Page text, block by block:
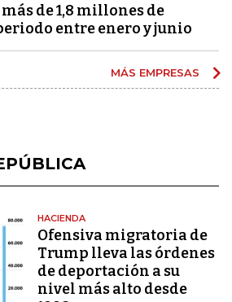
de 1,8 millones de
entre enero y junio
MÁS EMPRESAS
HACIENDA
Ofensiva migratoria de
Trump lleva las órdenes
de deportación a su
nivel más alto desde